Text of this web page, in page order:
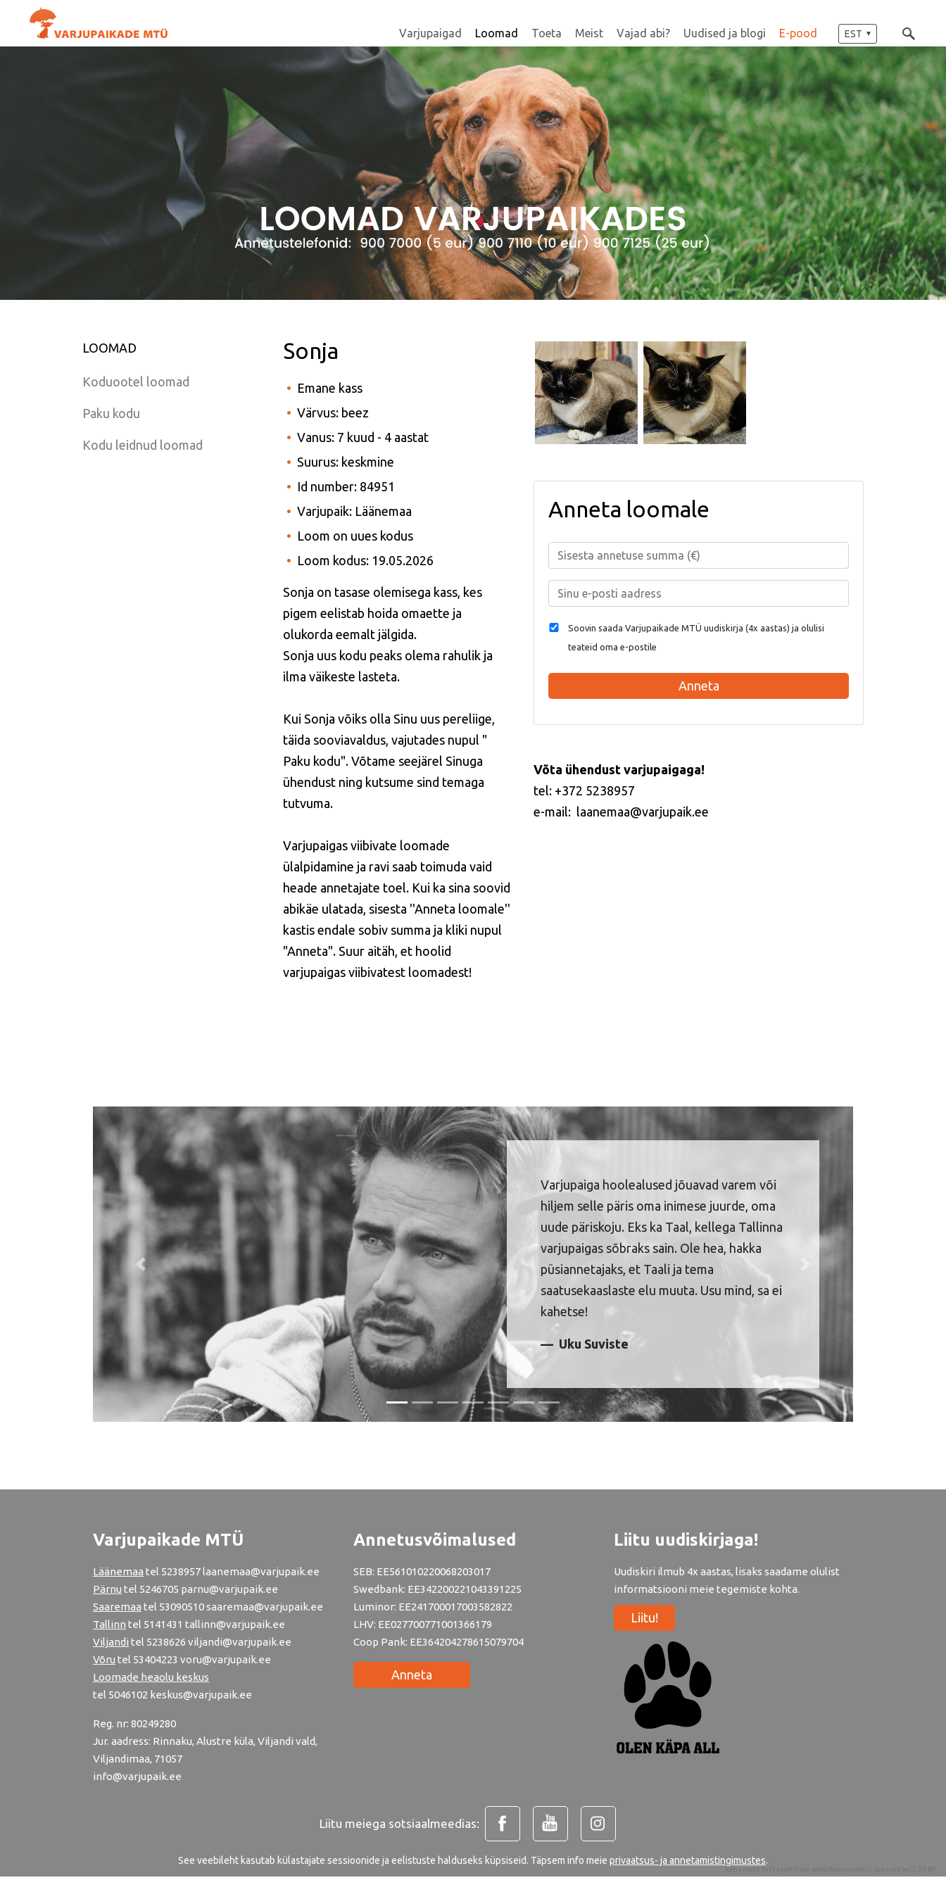
Varjupaigad Loomad Toeta Meist Vajad abi? Uudised ja blogi E-pood EST
LOOMAD
Koduootel loomad
Paku kodu
Kodu leidnud loomad
Sonja
Emane kass
Värvus: beez
Vanus: 7 kuud - 4 aastat
Suurus: keskmine
Id number: 84951
Varjupaik: Läänemaa
Loom on uues kodus
Loom kodus: 19.05.2026
Sonja on tasase olemisega kass, kes
pigem eelistab hoida omaette ja
olukorda eemalt jälgida.
Sonja uus kodu peaks olema rahulik ja
ilma väikeste lasteta.
Kui Sonja võiks olla Sinu uus pereliige,
täida sooviavaldus, vajutades nupul "
Paku kodu". Võtame seejärel Sinuga
ühendust ning kutsume sind temaga
tutvuma.
Varjupaigas viibivate loomade
ülalpidamine ja ravi saab toimuda vaid
heade annetajate toel. Kui ka sina soovid
abikäe ulatada, sisesta ''Anneta loomale''
kastis endale sobiv summa ja kliki nupul
"Anneta". Suur aitäh, et hoolid
varjupaigas viibivatest loomadest!
Anneta loomale
Soovin saada Varjupaikade MTÜ uudiskirja (4x aastas) ja olulisi
teateid oma e-postile
Anneta
Võta ühendust varjupaigaga!
tel: +372 5238957
e-mail: laanemaa@varjupaik.ee
Varjupaiga hoolealused jõuavad varem või
hiljem selle päris oma inimese juurde, oma
uude päriskoju. Eks ka Taal, kellega Tallinna
varjupaigas sõbraks sain. Ole hea, hakka
püsiannetajaks, et Taali ja tema
saatusekaaslaste elu muuta. Usu mind, sa ei
kahetse!
Uku Suviste
Previous Next
Varjupaikade MTÜ
Läänemaa tel 5238957 laanemaa@varjupaik.ee
Pärnu tel 5246705 parnu@varjupaik.ee
Saaremaa tel 53090510 saaremaa@varjupaik.ee
Tallinn tel 5141431 tallinn@varjupaik.ee
Viljandi tel 5238626 viljandi@varjupaik.ee
Võru tel 53404223 voru@varjupaik.ee
Loomade heaolu keskus
tel 5046102 keskus@varjupaik.ee
Reg. nr: 80249280
Jur. aadress: Rinnaku, Alustre küla, Viljandi vald,
Viljandimaa, 71057
info@varjupaik.ee
Annetusvõimalused
SEB: EE561010220068203017
Swedbank: EE342200221043391225
Luminor: EE241700017003582822
LHV: EE027700771001366179
Coop Pank: EE364204278615079704
Anneta
Liitu uudiskirjaga!
Uudiskiri ilmub 4x aastas, lisaks saadame olulist
informatsiooni meie tegemiste kohta.
Liitu!
Liitu meiega sotsiaalmeedias:
See veebileht kasutab külastajate sessioonide ja eelistuste halduseks küpsiseid. Täpsem info meie privaatsus- ja annetamistingimustes.